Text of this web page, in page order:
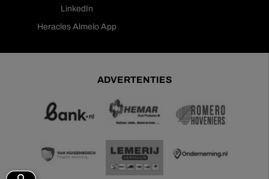
LinkedIn
Heracles Almelo App
ADVERTENTIES